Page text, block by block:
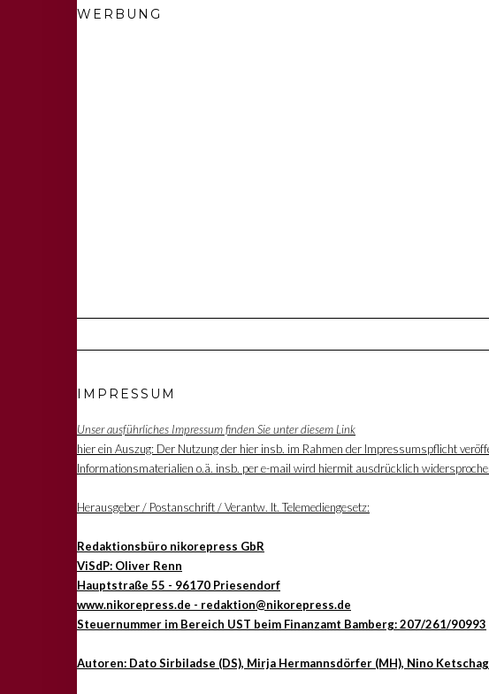
WERBUNG
IMPRESSUM
Unser ausführliches Impressum finden Sie unter diesem Link
hier ein Auszug: Der Nutzung der hier insb. im Rahmen der Impressumspflicht
Informationsmaterialien o.ä. insb. per e-mail wird hiermit ausdrücklich
Herausgeber / Postanschrift / Verantw. lt. Telemediengesetz:
Redaktionsbüro nikorepress GbR
ViSdP: Oliver Renn
Hauptstraße 55 - 96170 Priesendorf
www.nikorepress.de - redaktion@nikorepress.de
Steuernummer im Bereich UST beim Finanzamt Bamberg: 207/261/90993
Autoren: Dato Sirbiladse (DS), Mirja Hermannsdörfer (MH), Nino